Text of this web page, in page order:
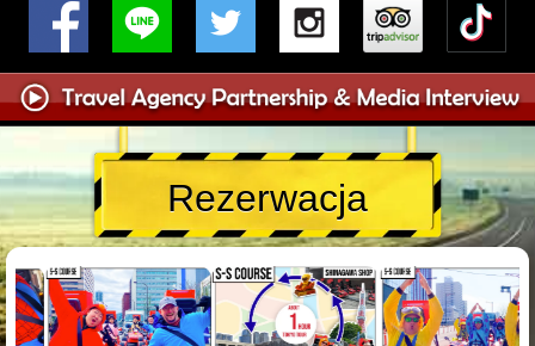
Rezerwacja